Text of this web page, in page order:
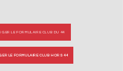
LE FORMULAIRE CLUB DU 44
LE FORMULAIRE CLUB HORS 44